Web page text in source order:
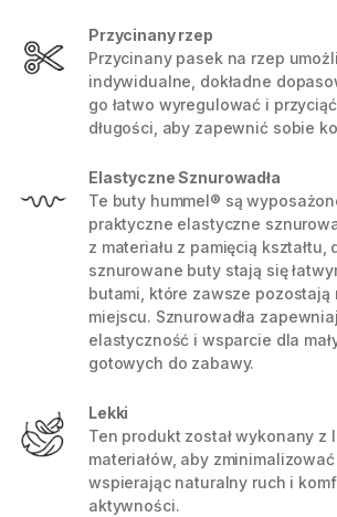
Przycinany rzep
Przycinany pasek na rzep
indywidualne, dokładne
go łatwo wyregulować i
długości, aby zapewnić sobie
Elastyczne Sznurowadła
Te buty hummel® są
praktyczne elastyczne
z materiału z pamięcią kształtu,
sznurowane buty stają się
butami, które zawsze pozostają
miejscu. Sznurowadła
elastyczność i wsparcie dla
gotowych do zabawy.
Lekki
Ten produkt został wykonany z
materiałów, aby zminimalizować
wspierając naturalny ruch i
aktywności.